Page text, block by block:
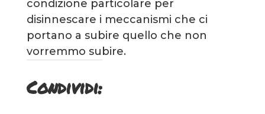
condizione particolare per
disinnescare i meccanismi che ci
portano a subire quello che non
vorremmo subire.
Condividi: